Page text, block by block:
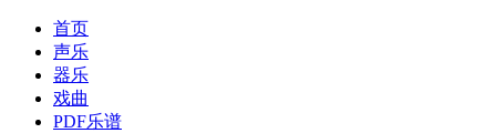
首页
声乐
器乐
戏曲
PDF乐谱